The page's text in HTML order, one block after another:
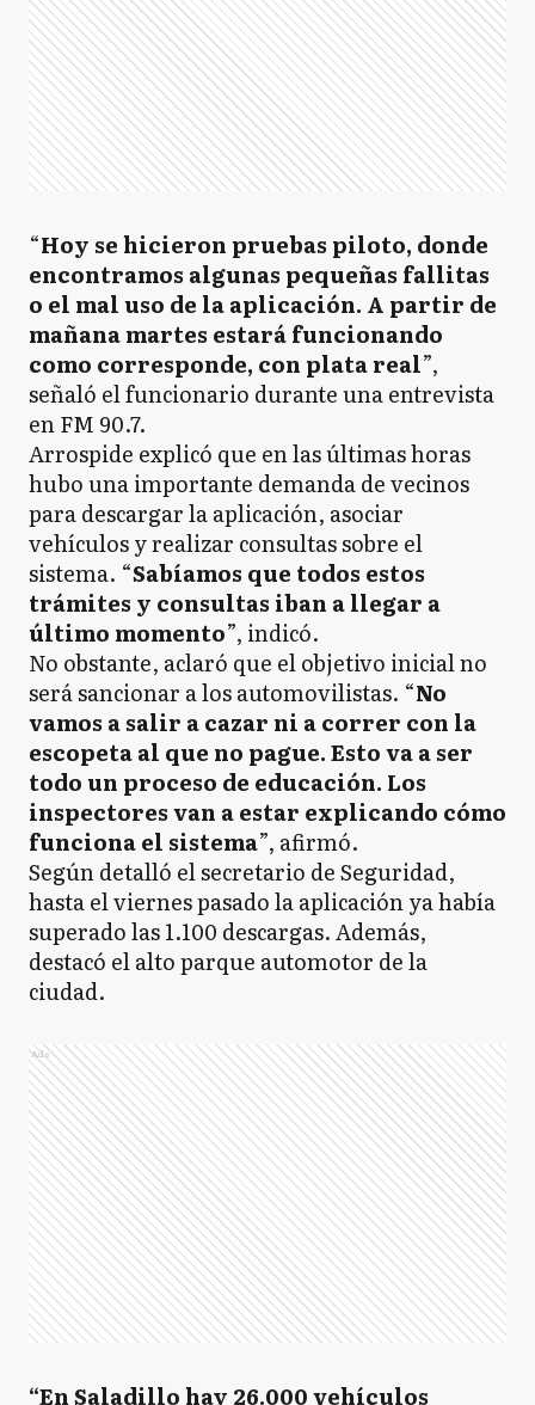
“Hoy se hicieron pruebas piloto, donde
encontramos algunas pequeñas fallitas
o el mal uso de la aplicación. A partir de
mañana martes estará funcionando
como corresponde, con plata real”,
señaló el funcionario durante una entrevista
en FM 90.7.
Arrospide explicó que en las últimas horas
hubo una importante demanda de vecinos
para descargar la aplicación, asociar
vehículos y realizar consultas sobre el
sistema. “Sabíamos que todos estos
trámites y consultas iban a llegar a
último momento”, indicó.
No obstante, aclaró que el objetivo inicial no
será sancionar a los automovilistas. “No
vamos a salir a cazar ni a correr con la
escopeta al que no pague. Esto va a ser
todo un proceso de educación. Los
inspectores van a estar explicando cómo
funciona el sistema”, afirmó.
Según detalló el secretario de Seguridad,
hasta el viernes pasado la aplicación ya había
superado las 1.100 descargas. Además,
destacó el alto parque automotor de la
ciudad.
Ads
“En Saladillo hay 26.000 vehículos